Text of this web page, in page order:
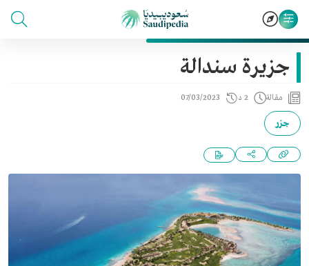
جزيرة سندالة
مقالة 2 د 07/03/2023
جزر